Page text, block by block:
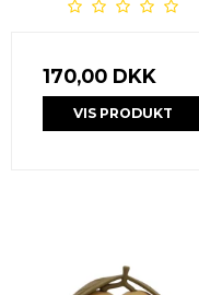
170,00 DKK
VIS PRODUKT